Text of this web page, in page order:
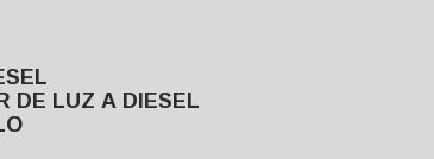
DE LUZ A DIESEL